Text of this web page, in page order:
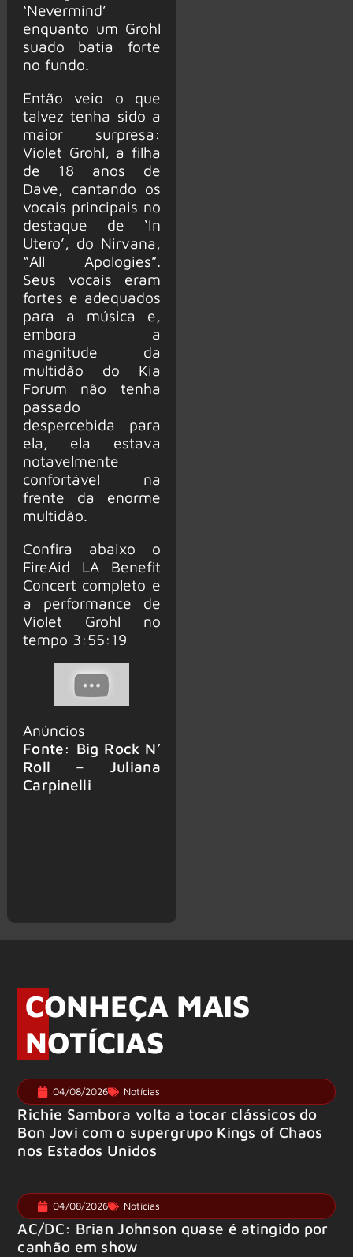
‘Nevermind’
enquanto um Grohl
suado batia forte
no fundo.
Então veio o que
talvez tenha sido a
maior surpresa:
Violet Grohl, a filha
de 18 anos de
Dave, cantando os
vocais principais no
destaque de ‘In
Utero’, do Nirvana,
“All Apologies”.
Seus vocais eram
fortes e adequados
para a música e,
embora a
magnitude da
multidão do Kia
Forum não tenha
passado
despercebida para
ela, ela estava
notavelmente
confortável na
frente da enorme
multidão.
Confira abaixo o
FireAid LA Benefit
Concert completo e
a performance de
Violet Grohl no
tempo 3:55:19
Anúncios
Fonte: Big Rock N’
Roll – Juliana
Carpinelli
CONHEÇA MAIS
NOTÍCIAS
04/08/2026 Notícias
Richie Sambora volta a tocar clássicos do
Bon Jovi com o supergrupo Kings of Chaos
nos Estados Unidos
04/08/2026 Notícias
AC/DC: Brian Johnson quase é atingido por
canhão em show